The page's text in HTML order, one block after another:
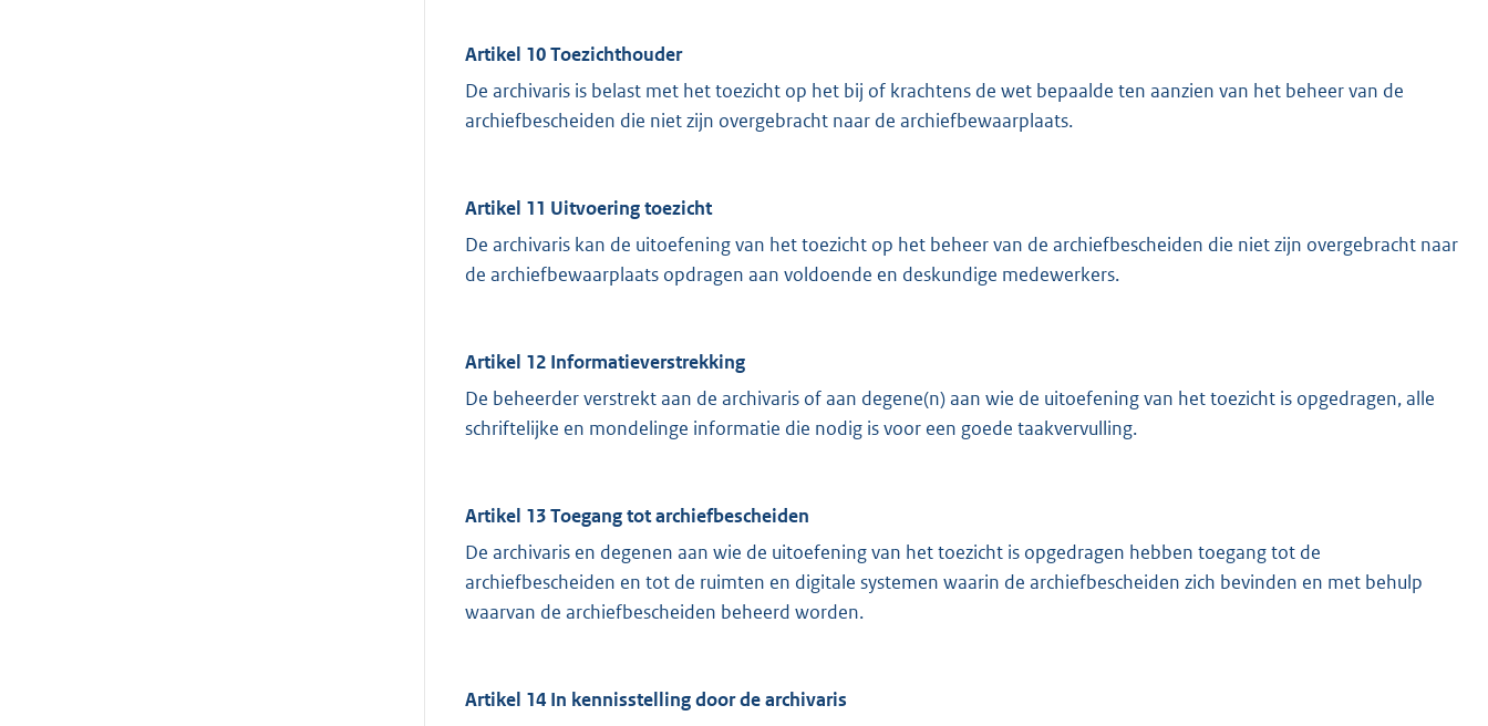
Artikel 10 Toezichthouder
De archivaris is belast met het toezicht op het bij of krachtens de wet bepaalde ten aanzien van het beheer van de
archiefbescheiden die niet zijn overgebracht naar de archiefbewaarplaats.
Artikel 11 Uitvoering toezicht
De archivaris kan de uitoefening van het toezicht op het beheer van de archiefbescheiden die niet zijn overgebracht naar
de archiefbewaarplaats opdragen aan voldoende en deskundige medewerkers.
Artikel 12 Informatieverstrekking
De beheerder verstrekt aan de archivaris of aan degene(n) aan wie de uitoefening van het toezicht is opgedragen, alle
schriftelijke en mondelinge informatie die nodig is voor een goede taakvervulling.
Artikel 13 Toegang tot archiefbescheiden
De archivaris en degenen aan wie de uitoefening van het toezicht is opgedragen hebben toegang tot de
archiefbescheiden en tot de ruimten en digitale systemen waarin de archiefbescheiden zich bevinden en met behulp
waarvan de archiefbescheiden beheerd worden.
Artikel 14 In kennisstelling door de archivaris